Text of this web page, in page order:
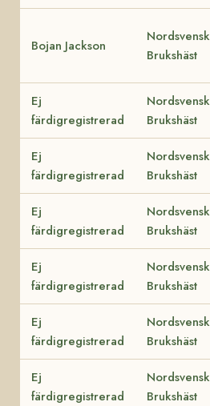
Bojan Jackson
Nordsvensk
Brukshäst
Ej
färdigregistrerad
Nordsvensk
Brukshäst
Ej
färdigregistrerad
Nordsvensk
Brukshäst
Ej
färdigregistrerad
Nordsvensk
Brukshäst
Ej
färdigregistrerad
Nordsvensk
Brukshäst
Ej
färdigregistrerad
Nordsvensk
Brukshäst
Ej
färdigregistrerad
Nordsvensk
Brukshäst